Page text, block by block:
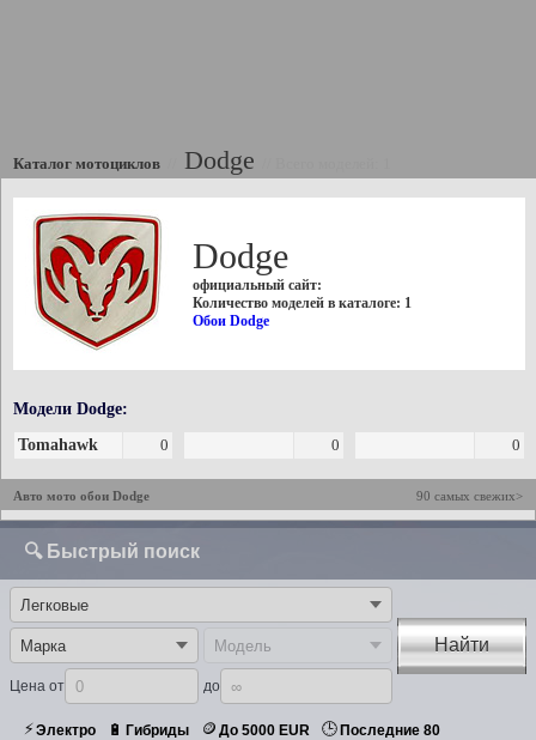
Каталог мотоциклов Dodge
Dodge
официальный сайт:
Количество моделей в каталоге: 1
Обои Dodge
Модели Dodge:
Tomahawk
0 0 0
Авто мото обои Dodge 90 самых свежих>
🔍 Быстрый поиск
Цена от до
Найти
⚡Электро 🔋 Гибриды 🪙 До 5000 EUR 🕒 Последние 80